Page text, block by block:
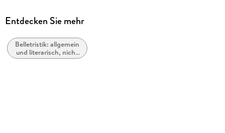
Produktart
Gewicht
111 g
Entdecken Sie mehr
Belletristik: allgemein
und literarisch, nicht
nach Genre